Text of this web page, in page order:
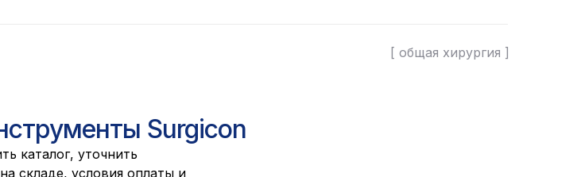
Surgicon
каталог, уточнить
складе, условия оплаты и
[ общая хирургия ]